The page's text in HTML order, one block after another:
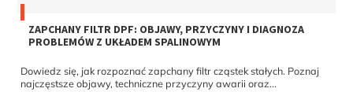
ZAPCHANY FILTR DPF: OBJAWY, PRZYCZYNY I DIAGNOZA
PROBLEMÓW Z UKŁADEM SPALINOWYM
Dowiedz się, jak rozpoznać zapchany filtr cząstek stałych. Poznaj
najczęstsze objawy, techniczne przyczyny awarii oraz...